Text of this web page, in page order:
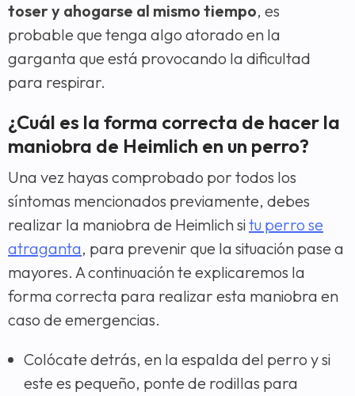
toser y ahogarse al mismo tiempo, es
probable que tenga algo atorado en la
garganta que está provocando la dificultad
para respirar.
¿Cuál es la forma correcta de hacer la
maniobra de Heimlich en un perro?
Una vez hayas comprobado por todos los
síntomas mencionados previamente, debes
realizar la maniobra de Heimlich situ perro se
atraganta, para prevenir que la situación pase a
mayores. A continuación te explicaremos la
forma correcta para realizar esta maniobra en
caso de emergencias.
Colócate detrás, en la espalda del perro y si
este es pequeño, ponte de rodillas para